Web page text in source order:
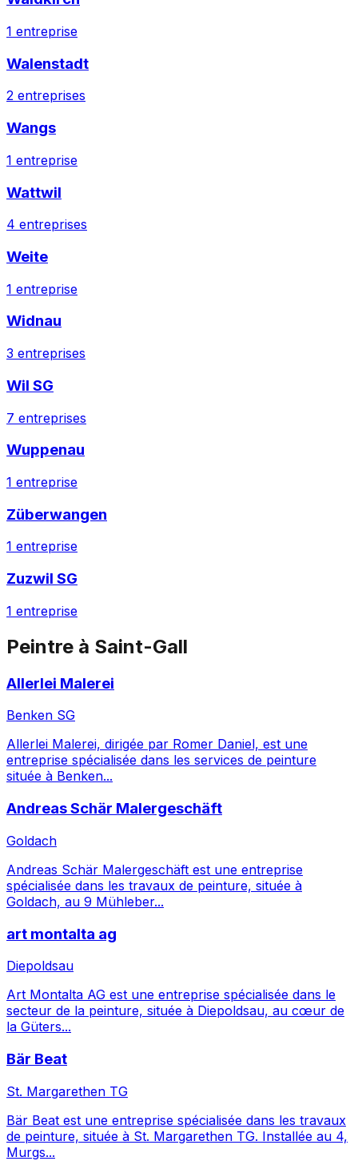
1 entreprise
Walenstadt
2 entreprises
Wangs
1 entreprise
Wattwil
4 entreprises
Weite
1 entreprise
Widnau
3 entreprises
Wil SG
7 entreprises
Wuppenau
1 entreprise
Züberwangen
1 entreprise
Zuzwil SG
1 entreprise
Peintre à Saint-Gall
Allerlei Malerei
Benken SG
Allerlei Malerei, dirigée par Romer Daniel, est une
entreprise spécialisée dans les services de peinture
située à Benken...
Andreas Schär Malergeschäft
Goldach
Andreas Schär Malergeschäft est une entreprise
spécialisée dans les travaux de peinture, située à
Goldach, au 9 Mühleber...
art montalta ag
Diepoldsau
Art Montalta AG est une entreprise spécialisée dans le
secteur de la peinture, située à Diepoldsau, au cœur de
la Güters...
Bär Beat
St. Margarethen TG
Bär Beat est une entreprise spécialisée dans les travaux
de peinture, située à St. Margarethen TG. Installée au 4,
Murgs...